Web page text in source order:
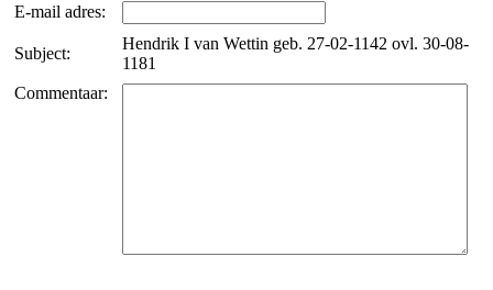
E-mail adres:
Subject:
Hendrik I van Wettin geb. 27-02-1142 ovl. 30-08-
1181
Commentaar: